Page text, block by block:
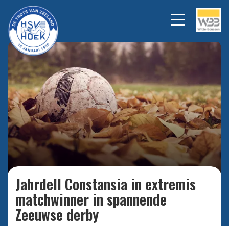
Bekijk alle foto's
Jahrdell Constansia in extremis
matchwinner in spannende
Zeeuwse derby